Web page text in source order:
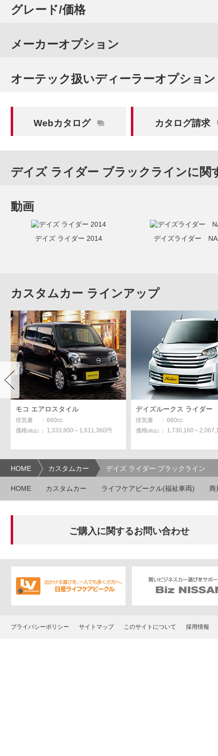
グレード/価格
メーカーオプション
オーテック扱いディーラーオプション
Webカタログ カタログ請求
デイズ ライダー ブラックラインに関
動画
デイズ ライダー 2014 デイズライダー
カスタムカー ラインアップ
モコ エアロスタイル
排気量 ： 660cc
価格(税込) ： 1,333,800～1,611,360円
デイズルークス ライダー
排気量 ： 660cc
価格(税込) ： 1,730,160～
HOME カスタムカー デイズ ライダー ブラックライン
HOME カスタムカー ライフケアビークル(福祉車両) 商
ご購入に関するお問い合わせ
プライバシーポリシー サイトマップ このサイトについて 採用情報